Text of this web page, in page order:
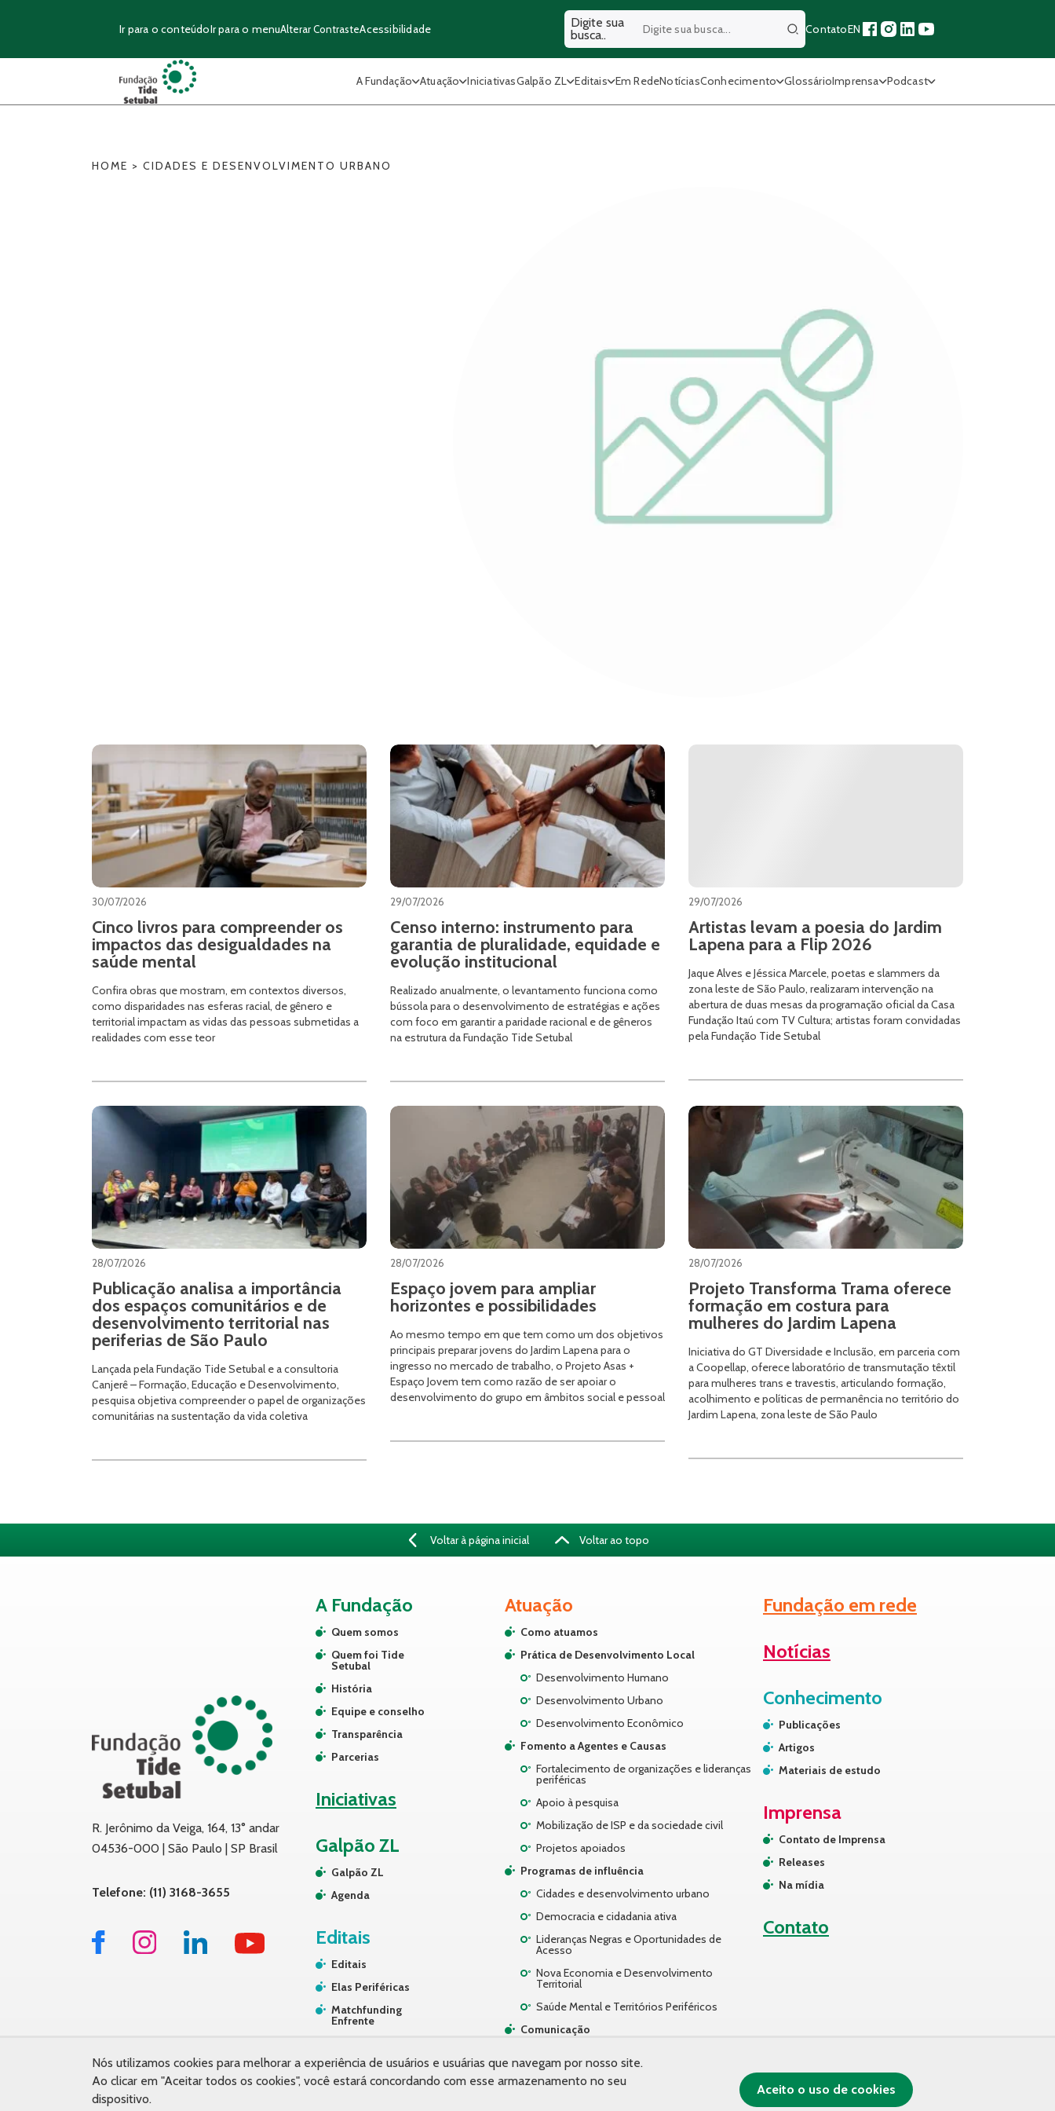
Ir para o conteúdoIr para o menuAlterar ContrasteAcessibilidade
Digite sua
busca..
BuscarContatoEN
A Fundação Atuação IniciativasGalpão ZL Editais Em RedeNotíciasConhecimento GlossárioImprensa Podcast
HOME > CIDADES E DESENVOLVIMENTO URBANO
30/07/2026
Cinco livros para compreender os
impactos das desigualdades na
saúde mental
Confira obras que mostram, em contextos diversos,
como disparidades nas esferas racial, de gênero e
territorial impactam as vidas das pessoas submetidas a
realidades com esse teor
29/07/2026
Censo interno: instrumento para
garantia de pluralidade, equidade e
evolução institucional
Realizado anualmente, o levantamento funciona como
bússola para o desenvolvimento de estratégias e ações
com foco em garantir a paridade racional e de gêneros
na estrutura da Fundação Tide Setubal
29/07/2026
Artistas levam a poesia do Jardim
Lapena para a Flip 2026
Jaque Alves e Jéssica Marcele, poetas e slammers da
zona leste de São Paulo, realizaram intervenção na
abertura de duas mesas da programação oficial da Casa
Fundação Itaú com TV Cultura; artistas foram convidadas
pela Fundação Tide Setubal
28/07/2026
Publicação analisa a importância
dos espaços comunitários e de
desenvolvimento territorial nas
periferias de São Paulo
Lançada pela Fundação Tide Setubal e a consultoria
Canjerê – Formação, Educação e Desenvolvimento,
pesquisa objetiva compreender o papel de organizações
comunitárias na sustentação da vida coletiva
28/07/2026
Espaço jovem para ampliar
horizontes e possibilidades
Ao mesmo tempo em que tem como um dos objetivos
principais preparar jovens do Jardim Lapena para o
ingresso no mercado de trabalho, o Projeto Asas +
Espaço Jovem tem como razão de ser apoiar o
desenvolvimento do grupo em âmbitos social e pessoal
28/07/2026
Projeto Transforma Trama oferece
formação em costura para
mulheres do Jardim Lapena
Iniciativa do GT Diversidade e Inclusão, em parceria com
a Coopellap, oferece laboratório de transmutação têxtil
para mulheres trans e travestis, articulando formação,
acolhimento e políticas de permanência no território do
Jardim Lapena, zona leste de São Paulo
Voltar à página inicial Voltar ao topo
R. Jerônimo da Veiga, 164, 13° andar
04536-000 | São Paulo | SP Brasil
Telefone: (11) 3168-3655
A Fundação
Quem somos
Quem foi Tide
Setubal
História
Equipe e conselho
Transparência
Parcerias
Iniciativas
Galpão ZL
Galpão ZL
Agenda
Editais
Editais
Elas Periféricas
Matchfunding
Enfrente
Atuação
Como atuamos
Prática de Desenvolvimento Local
Desenvolvimento Humano
Desenvolvimento Urbano
Desenvolvimento Econômico
Fomento a Agentes e Causas
Fortalecimento de organizações e lideranças
periféricas
Apoio à pesquisa
Mobilização de ISP e da sociedade civil
Projetos apoiados
Programas de influência
Cidades e desenvolvimento urbano
Democracia e cidadania ativa
Lideranças Negras e Oportunidades de
Acesso
Nova Economia e Desenvolvimento
Territorial
Saúde Mental e Territórios Periféricos
Comunicação
Fundação em rede
Notícias
Conhecimento
Publicações
Artigos
Materiais de estudo
Imprensa
Contato de Imprensa
Releases
Na mídia
Contato
Nós utilizamos cookies para melhorar a experiência de usuários e usuárias que navegam por nosso site.
Ao clicar em "Aceitar todos os cookies", você estará concordando com esse armazenamento no seu
dispositivo.
Aceito o uso de cookies